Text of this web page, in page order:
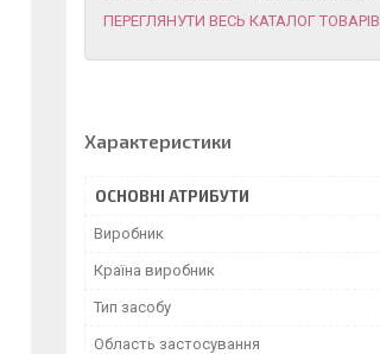
ПЕРЕГЛЯНУТИ ВЕСЬ КАТАЛОГ ТОВАРІВ
Характеристики
ОСНОВНІ АТРИБУТИ
Виробник
Країна виробник
Тип засобу
Область застосування